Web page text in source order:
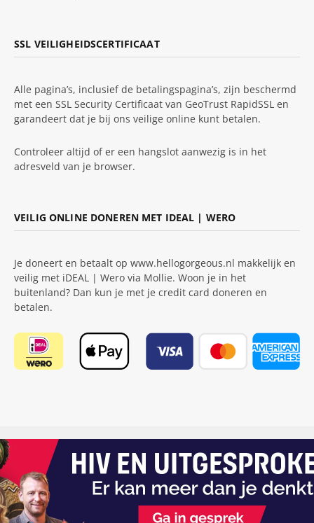
SSL VEILIGHEIDSCERTIFICAAT
Alle pagina’s, inclusief de betalingspagina’s, zijn beschermd
met een SSL Security Certificaat van GeoTrust RapidSSL en
garandeert dat je bij ons veilige online kunt betalen.
Controleer altijd of er een hangslot aanwezig is in het
adresveld van je browser.
VEILIG ONLINE DONEREN MET IDEAL | WERO
Je doneert en betaalt op www.hellogorgeous.nl makkelijk en
veilig met iDEAL | Wero via Mollie. Woon je in het
buitenland? Dan kun je met je credit card doneren en
betalen.